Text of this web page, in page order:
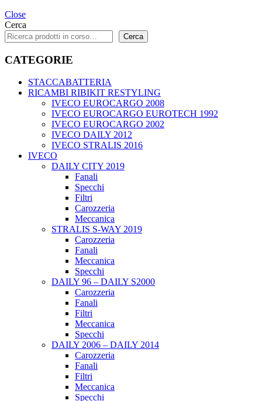
Close
Cerca
Cerca
CATEGORIE
STACCABATTERIA
RICAMBI RIBIKIT RESTYLING
IVECO EUROCARGO 2008
IVECO EUROCARGO EUROTECH 1992
IVECO EUROCARGO 2002
IVECO DAILY 2012
IVECO STRALIS 2016
IVECO
DAILY CITY 2019
Fanali
Specchi
Filtri
Carozzeria
Meccanica
STRALIS S-WAY 2019
Carozzeria
Fanali
Meccanica
Specchi
DAILY 96 – DAILY S2000
Carozzeria
Fanali
Filtri
Meccanica
Specchi
DAILY 2006 – DAILY 2014
Carozzeria
Fanali
Filtri
Meccanica
Specchi